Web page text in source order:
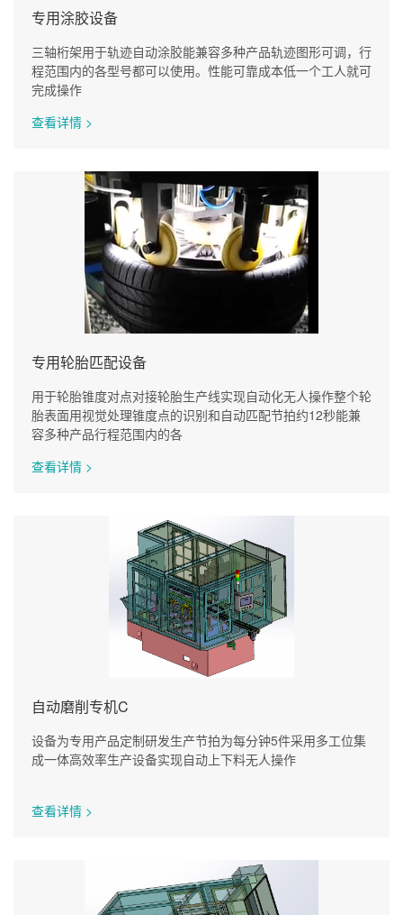
专用涂胶设备
三轴桁架用于轨迹自动涂胶能兼容多种产品轨迹图形可调，行
程范围内的各型号都可以使用。性能可靠成本低一个工人就可
完成操作
查看详情 >
专用轮胎匹配设备
用于轮胎锥度对点对接轮胎生产线实现自动化无人操作整个轮
胎表面用视觉处理锥度点的识别和自动匹配节拍约12秒能兼
容多种产品行程范围内的各
查看详情 >
自动磨削专机C
设备为专用产品定制研发生产节拍为每分钟5件采用多工位集
成一体高效率生产设备实现自动上下料无人操作
查看详情 >